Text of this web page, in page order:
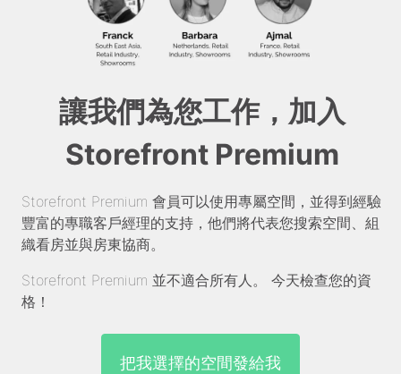
讓我們為您工作，加入
Storefront Premium
Storefront Premium 會員可以使用專屬空間，並得到經驗
豐富的專職客戶經理的支持，他們將代表您搜索空間、組
織看房並與房東協商。
Storefront Premium 並不適合所有人。 今天檢查您的資
格！
把我選擇的空間發給我